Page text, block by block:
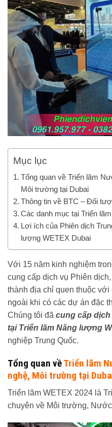
Mục lục
Tổng quan về Triển lãm
Môi trường tại Dubai
Thông tin về BTC – Đối
Các danh mục tại Triển
Lợi ích của Phiên dịch
lượng WETEX Dubai
Với 15 năm kinh nghiệm
cung cấp dịch vụ Phiên dịch,
thành địa chỉ quen thuộc
ngoài khi có các dự án đặc
Chúng tôi đã cung cấp dịch
tại Triển lãm Năng lượng
nghiệp Trung Quốc.
Tổng quan vềTriển lãm
nghệ, Môi trường tại
Triển lãm WETEX 2024 là
chuyên về Môi trường,